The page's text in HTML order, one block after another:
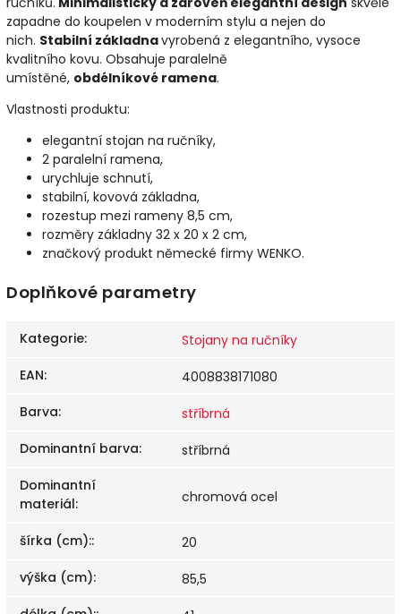
zapadne do koupelen v moderním stylu a nejen do
nich. Stabilní základnavyrobená z elegantního, vysoce
kvalitního kovu. Obsahuje paralelně
umístěné, obdélníkové ramena.
Vlastnosti produktu:
elegantní stojan na ručníky,
2 paralelní ramena,
urychluje schnutí,
stabilní, kovová základna,
rozestup mezi rameny 8,5 cm,
rozměry základny 32 x 20 x 2 cm,
značkový produkt německé firmy WENKO.
Doplňkové parametry
Kategorie:
Stojany na ručníky
EAN:
4008838171080
Barva:
stříbrná
Dominantní barva:
stříbrná
Dominantní
materiál: chromová ocel
šírka (cm)::
20
výška (cm):
85,5